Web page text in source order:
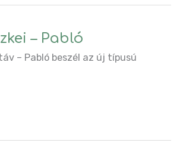
– Pabló
– Pabló beszél az új típusú